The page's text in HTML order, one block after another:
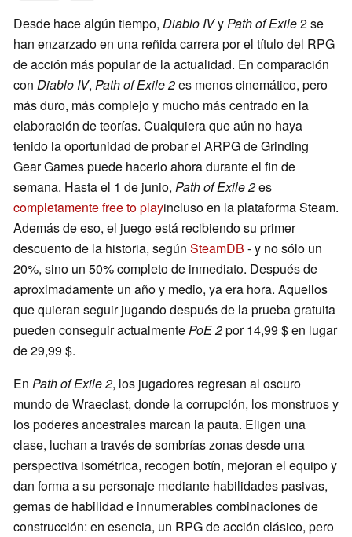
Desde hace algún tiempo, Diablo IVyPath of Exile2 se
han enzarzado en una reñida carrera por el título del RPG
de acción más popular de la actualidad. En comparación
con Diablo IV, Path of Exile 2es menos cinemático, pero
más duro, más complejo y mucho más centrado en la
elaboración de teorías. Cualquiera que aún no haya
tenido la oportunidad de probar el ARPG de Grinding
Gear Games puede hacerlo ahora durante el fin de
semana. Hasta el 1 de junio, Path of Exile 2es
completamente free to playincluso en la plataforma Steam.
Además de eso, el juego está recibiendo su primer
descuento de la historia, según SteamDB - y no sólo un
20%, sino un 50% completo de inmediato. Después de
aproximadamente un año y medio, ya era hora. Aquellos
que quieran seguir jugando después de la prueba gratuita
pueden conseguir actualmentePoE 2por 14,99 $ en lugar
de 29,99 $.
En Path of Exile 2, los jugadores regresan al oscuro
mundo de Wraeclast, donde la corrupción, los monstruos y
los poderes ancestrales marcan la pauta. Eligen una
clase, luchan a través de sombrías zonas desde una
perspectiva isométrica, recogen botín, mejoran el equipo y
dan forma a su personaje mediante habilidades pasivas,
gemas de habilidad e innumerables combinaciones de
construcción: en esencia, un RPG de acción clásico, pero